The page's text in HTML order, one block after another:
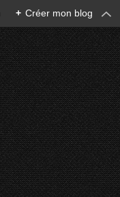
+ Créer mon blog